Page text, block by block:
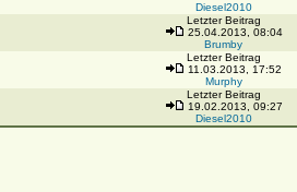
Diesel2010
Letzter Beitrag
25.04.2013, 08:04
Brumby
Letzter Beitrag
11.03.2013, 17:52
Murphy
Letzter Beitrag
19.02.2013, 09:27
Diesel2010